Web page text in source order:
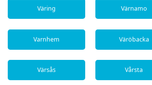
Väring Värnamo
Varnhem Väröbacka
Värsås Vårsta